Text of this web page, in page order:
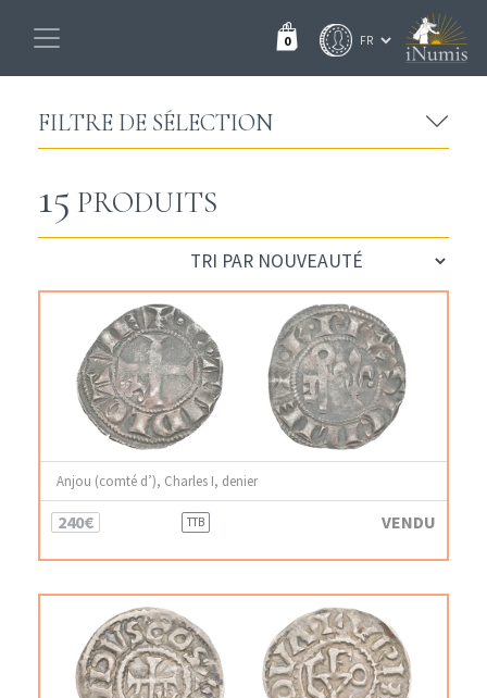
0
FILTRE DE SÉLECTION
15 PRODUITS
Anjou (comté d’), Charles I, denier
240€ TTB VENDU